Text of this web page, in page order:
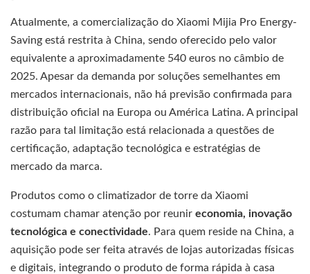
Atualmente, a comercialização do Xiaomi Mijia Pro Energy-
Saving está restrita à China, sendo oferecido pelo valor
equivalente a aproximadamente 540 euros no câmbio de
2025. Apesar da demanda por soluções semelhantes em
mercados internacionais, não há previsão confirmada para
distribuição oficial na Europa ou América Latina. A principal
razão para tal limitação está relacionada a questões de
certificação, adaptação tecnológica e estratégias de
mercado da marca.
Produtos como o climatizador de torre da Xiaomi
costumam chamar atenção por reunir economia, inovação
tecnológica e conectividade. Para quem reside na China, a
aquisição pode ser feita através de lojas autorizadas físicas
e digitais, integrando o produto de forma rápida à casa